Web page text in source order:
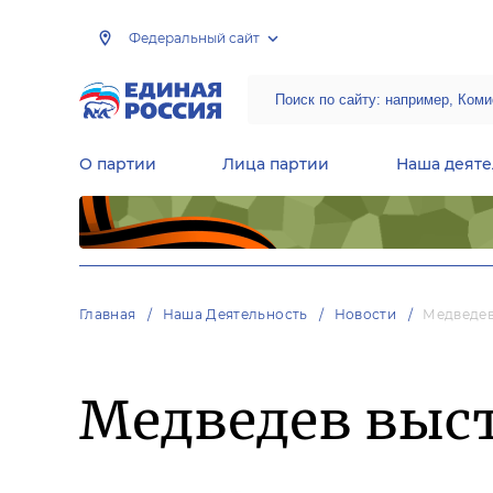
Федеральный сайт
О партии Лица партии Наша
Главная Наша Деятельность Новости
Медведев